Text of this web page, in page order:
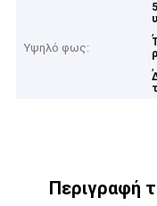
Υψηλό φως:
,
,
Περιγραφή